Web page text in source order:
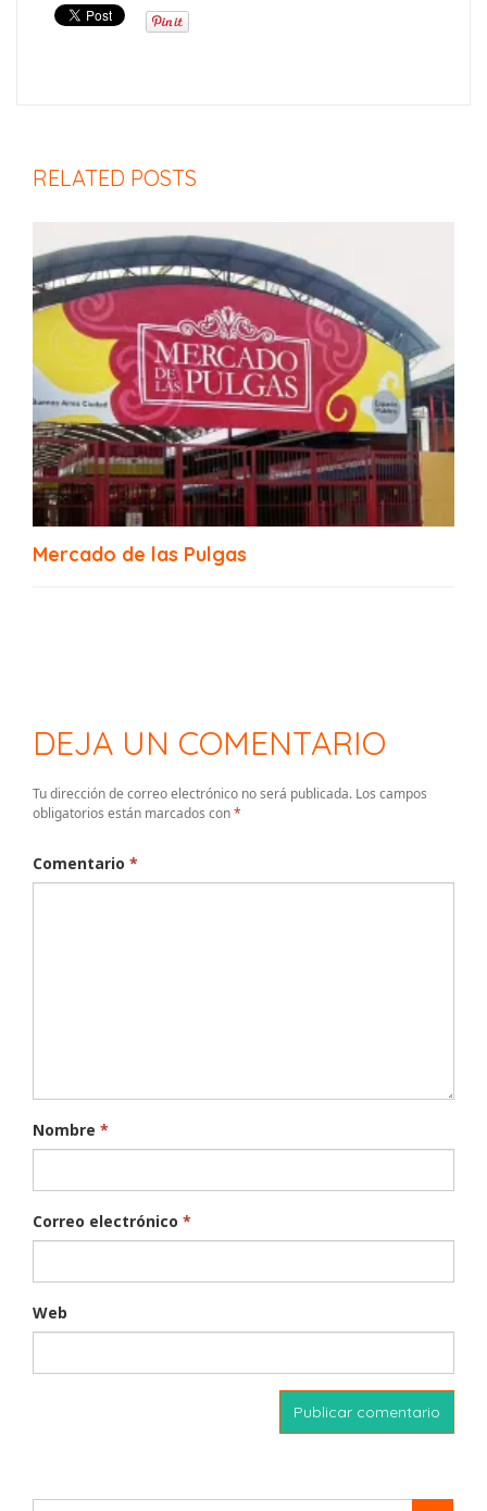
RELATED POSTS
Mercado de las Pulgas
DEJA UN COMENTARIO
Tu dirección de correo electrónico no será publicada. Los campos
obligatorios están marcados con*
Comentario *
Nombre *
Correo electrónico *
Web